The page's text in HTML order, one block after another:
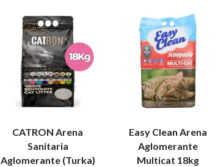
CATRON Arena
Sanitaria
Aglomerante (Turka)
Easy Clean Arena
Aglomerante
Multicat 18kg